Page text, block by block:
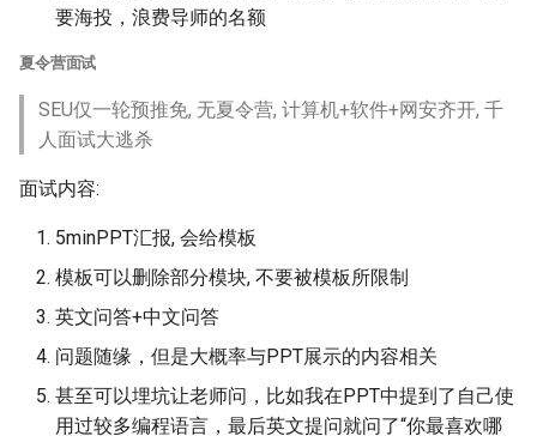
要海投，浪费导师的名额
夏令营面试
SEU仅一轮预推免, 无夏令营, 计算机+软件+网安齐开, 千
人面试大逃杀
面试内容:
5minPPT汇报, 会给模板
模板可以删除部分模块, 不要被模板所限制
英文问答+中文问答
问题随缘，但是大概率与PPT展示的内容相关
甚至可以埋坑让老师问，比如我在PPT中提到了自己使
用过较多编程语言，最后英文提问就问了“你最喜欢哪